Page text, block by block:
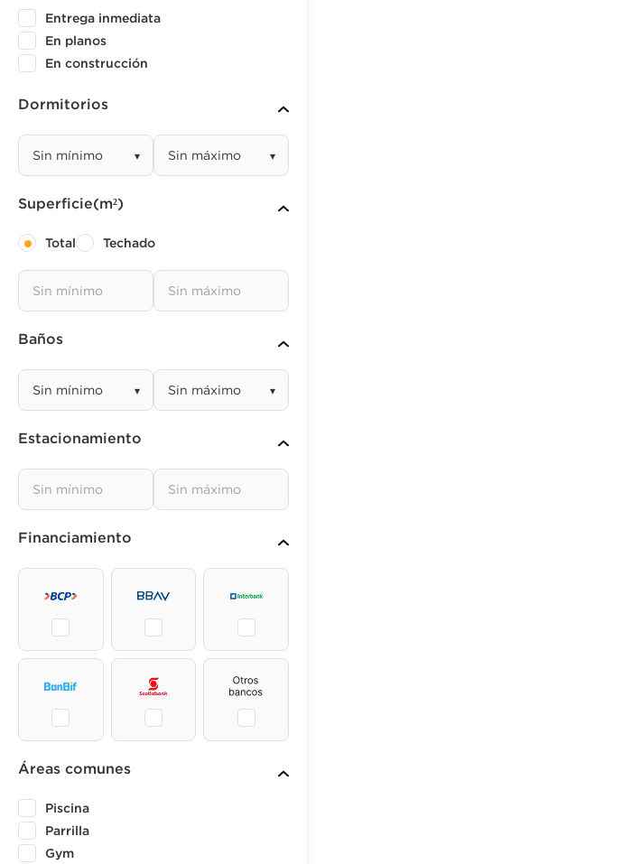
Entrega inmediata
En planos
En construcción
Dormitorios
▾ ▾
Superficie(m²)
Total Techado
Baños
▾ ▾
Estacionamiento
Financiamiento
Áreas comunes
Piscina
Parrilla
Gym